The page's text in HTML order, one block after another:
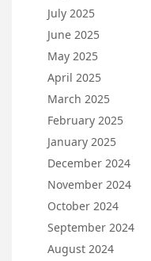
July 2025
June 2025
May 2025
April 2025
March 2025
February 2025
January 2025
December 2024
November 2024
October 2024
September 2024
August 2024